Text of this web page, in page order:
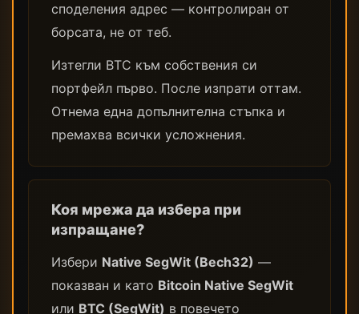
споделения адрес — контролиран от
борсата, не от теб.
Изтегли BTC към собствения си
портфейл първо. После изпрати оттам.
Отнема една допълнителна стъпка и
премахва всички усложнения.
Коя мрежа да избера при
изпращане?
Избери Native SegWit (Bech32) —
показван и като Bitcoin Native SegWit
или BTC (SegWit) в повечето